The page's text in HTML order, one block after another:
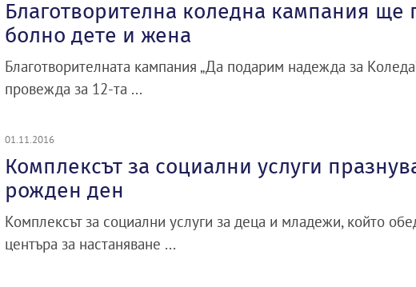
Благотворителна коледна кампания ще
болно дете и жена
Благотворителната кампания „Да подарим надежда за
провежда за 12-та ...
01.11.2016
Комплексът за социални услуги
рожден ден
Комплексът за социални услуги за деца и младежи, който
центъра за настаняване ...